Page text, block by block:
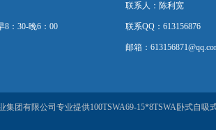
8：30-晚6：00
联系人：陈利宽
联系QQ：613156876
邮箱：
集团有限公司专业提供100TSWA69-15*8TSWA卧式自